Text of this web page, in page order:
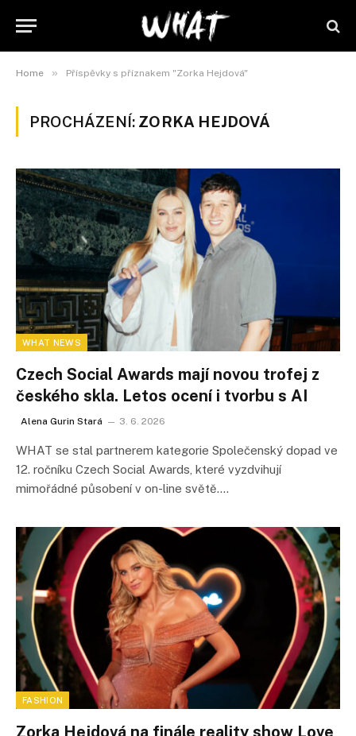
Home » Příspěvky s příznakem "Zorka Hejdová"
PROCHÁZENÍ: ZORKA HEJDOVÁ
WHAT NEWS
Czech Social Awards mají novou trofej z
českého skla. Letos ocení i tvorbu s AI
Alena Gurin Stará 3. 6. 2026
WHAT se stal partnerem kategorie Společenský dopad ve
12. ročníku Czech Social Awards, které vyzdvihují
mimořádné působení v on-line světě.…
FASHION
Zorka Hejdová na finále reality show Love